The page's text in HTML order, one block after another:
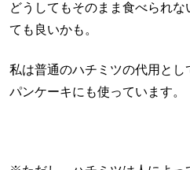
どうしてもそのまま食べられ
ても良いかも。
私は普通のハチミツの代用と
パンケーキにも使っています。